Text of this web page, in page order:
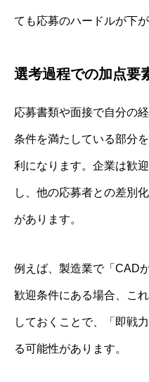
ても応募のハードルが下
選考過程での加点要
応募書類や面接で自分の
条件を満たしている部分
利になります。企業は歓
し、他の応募者との差別
があります。
例えば、製造業で「CAD
歓迎条件にある場合、こ
しておくことで、「即戦
る可能性があります。